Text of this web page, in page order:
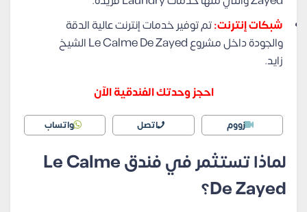
شبكات إنترنت:تم توفير خدمات إنترنت عالية الدقة
والجودة داخل مشروع Le Calme De Zayed الشيخ
زايد.
احجز وحدتك الفندقية الآن
زووم اتصل واتساب
لماذا تستثمر في فندق Le Calme
De Zayed؟